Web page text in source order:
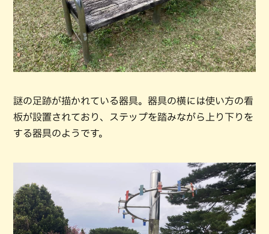
謎の足跡が描かれている器具。器具の横には使い方の看
板が設置されており、ステップを踏みながら上り下りを
する器具のようです。